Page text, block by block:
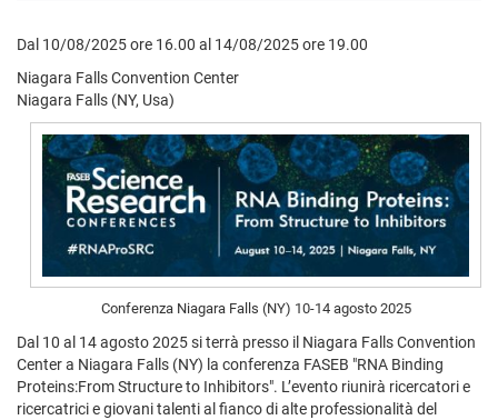
Dal 10/08/2025 ore 16.00 al 14/08/2025 ore 19.00
Niagara Falls Convention Center
Niagara Falls (NY, Usa)
Conferenza Niagara Falls (NY) 10-14 agosto 2025
Dal 10 al 14 agosto 2025 si terrà presso il Niagara Falls Convention
Center a Niagara Falls (NY) la conferenza FASEB "RNA Binding
Proteins:From Structure to Inhibitors". L’evento riunirà ricercatori e
ricercatrici e giovani talenti al fianco di alte professionalità del